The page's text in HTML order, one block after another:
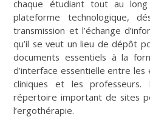
chaque étudiant tout au
plateforme technologique,
transmission et l’échange
qu’il se veut un lieu de dépôt
documents essentiels à la
d’interface essentielle entre les
cliniques et les professeurs.
répertoire important de sites
l’ergothérapie.